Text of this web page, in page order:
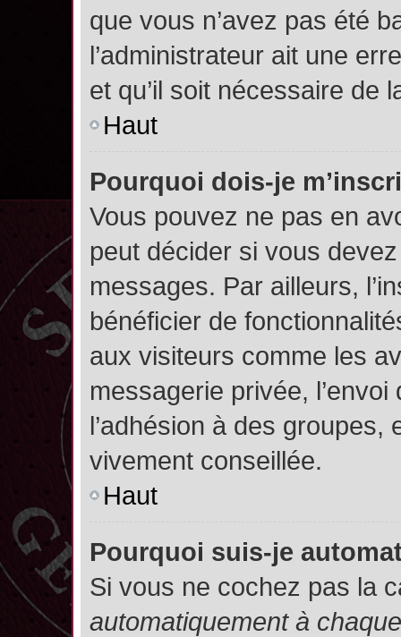
que vous n’avez pas été
l’administrateur ait une
et qu’il soit nécessaire de
Haut
Pourquoi dois-je
Vous pouvez ne pas en
peut décider si vous
messages. Par ailleurs,
bénéficier de
aux visiteurs comme les
messagerie privée,
l’adhésion à des groupes,
vivement conseillée.
Haut
Pourquoi suis-je
Si vous ne cochez pas la
automatiquement à